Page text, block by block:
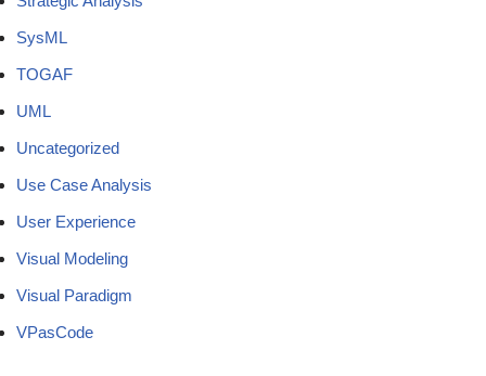
SysML
TOGAF
UML
Uncategorized
Use Case Analysis
User Experience
Visual Modeling
Visual Paradigm
VPasCode